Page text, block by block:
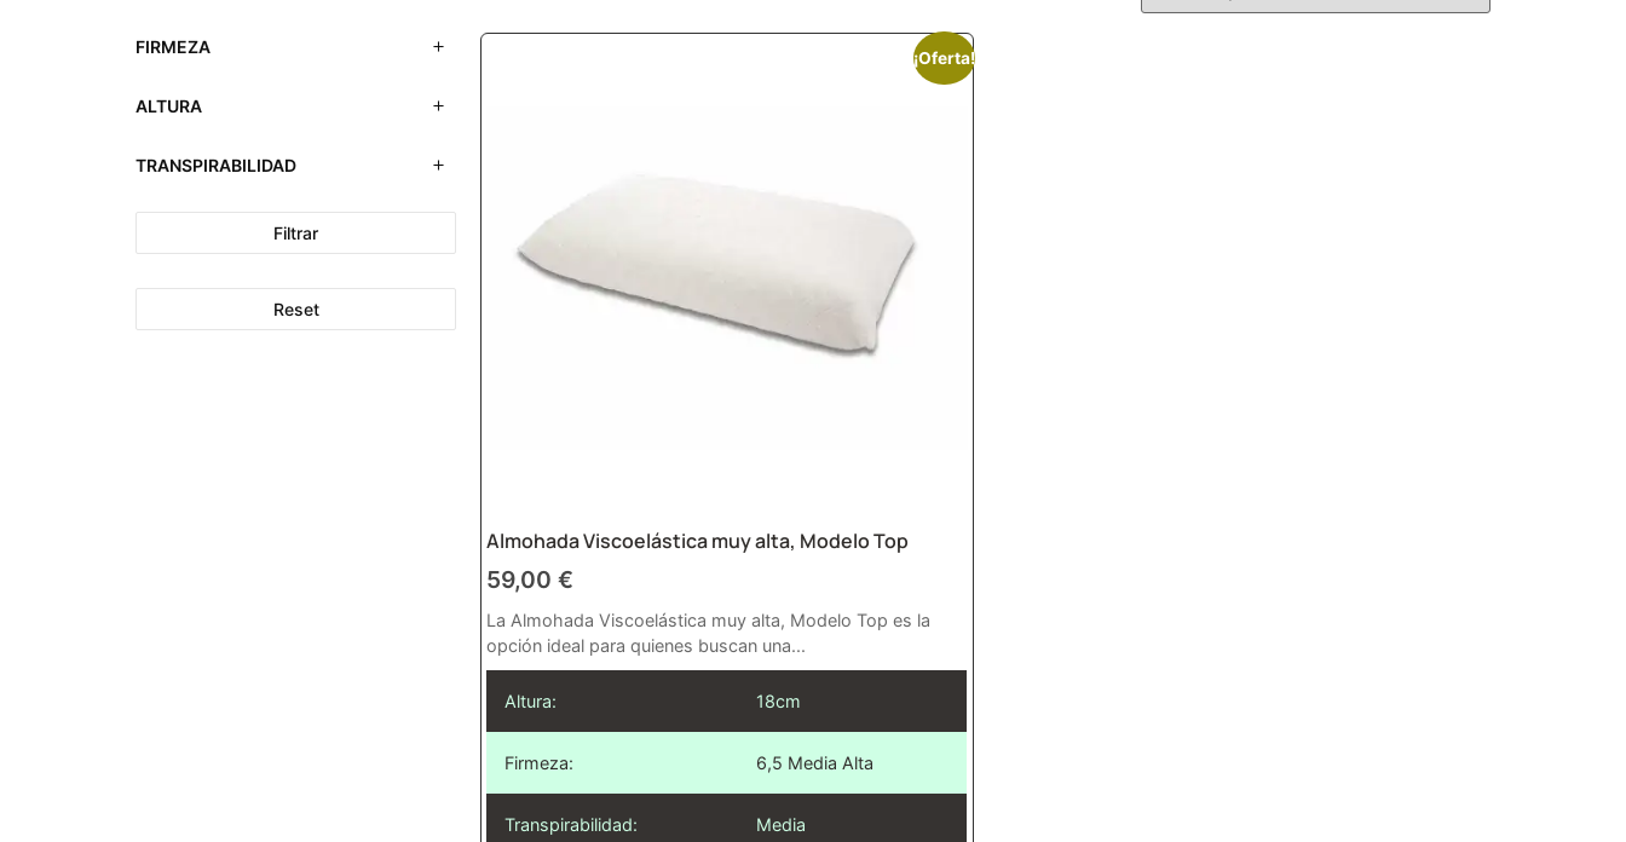
FIRMEZA
ALTURA
TRANSPIRABILIDAD
Filtrar
Reset
¡Oferta!
Almohada Viscoelástica muy alta, Modelo Top
59,00 €
La Almohada Viscoelástica muy alta, Modelo Top es la
opción ideal para quienes buscan una...
Altura: 18cm
Firmeza: 6,5 Media Alta
Transpirabilidad: Media